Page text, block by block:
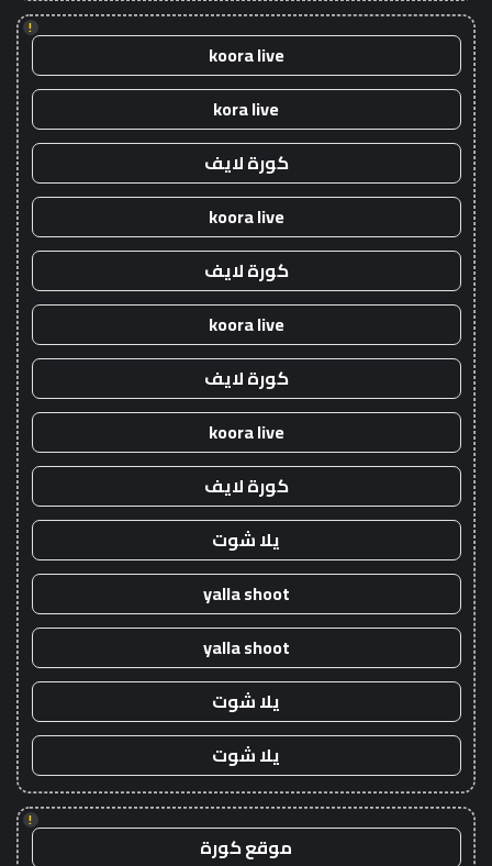
!
koora live
kora live
كورة لايف
koora live
كورة لايف
koora live
كورة لايف
koora live
كورة لايف
يلا شوت
yalla shoot
yalla shoot
يلا شوت
يلا شوت
!
موقع كورة